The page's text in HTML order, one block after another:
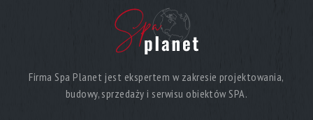
Firma Spa Planet jest ekspertem w zakresie projektowania,
budowy, sprzedaży i serwisu obiektów SPA.